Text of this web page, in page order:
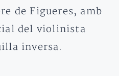
de Figueres, amb
del violinista
inversa.